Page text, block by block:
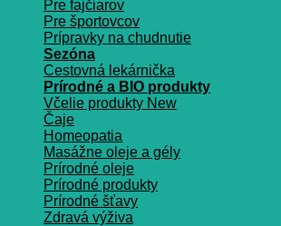
Pre fajčiarov
Pre športovcov
Prípravky na chudnutie
Sezóna
Cestovná lekárnička
Prírodné a BIO produkty
Včelie produkty
Čaje
Homeopatia
Masážne oleje a gély
Prírodné oleje
Prírodné produkty
Prírodné šťavy
Zdravá výživa